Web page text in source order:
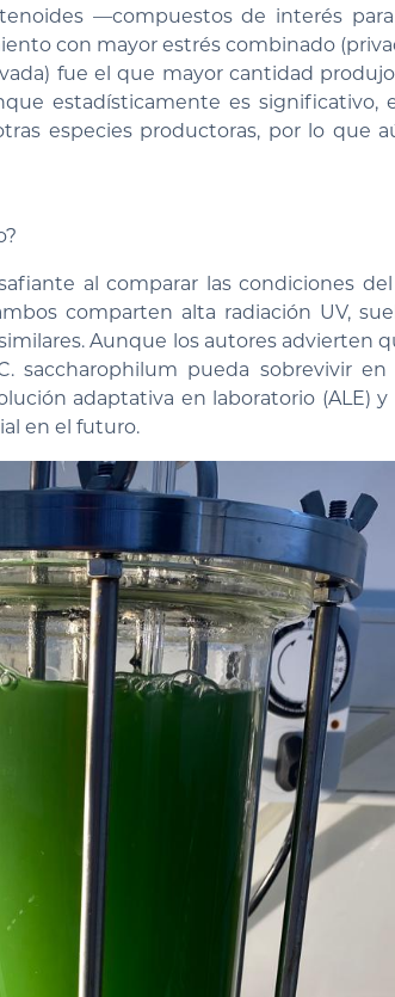
—compuestos de interés
con mayor estrés combinado
fue el que mayor cantidad
estadísticamente es significativo,
especies productoras, por lo que
al comparar las condiciones
comparten alta radiación UV,
Aunque los autores advierten
saccharophilum pueda sobrevivir en
adaptativa en laboratorio (ALE) y
en el futuro.